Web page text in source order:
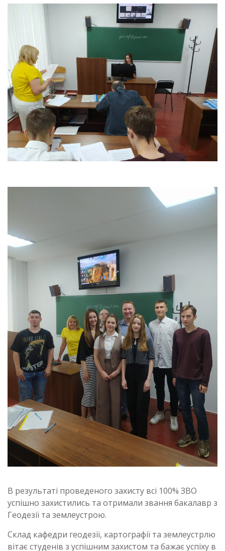
В результаті проведеного захисту всі 100% ЗВО
успішно захистились та отримали звання бакалавр з
Геодезії та землеустрою.
Склад кафедри геодезії, картографії та землеустрлю
вітає студенів з успішним захистом та бажає успіху в